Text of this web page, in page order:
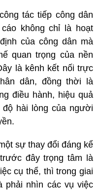
tác tiếp công dân
không chỉ là hoạt
của công dân mà
quan trọng của nền
là kênh kết nối trực
dân, đồng thời là
điều hành, hiệu quả
hài lòng của người
sự thay đổi đáng kể
đây trọng tâm là
cụ thể, thì trong giai
phải nhìn các vụ việc